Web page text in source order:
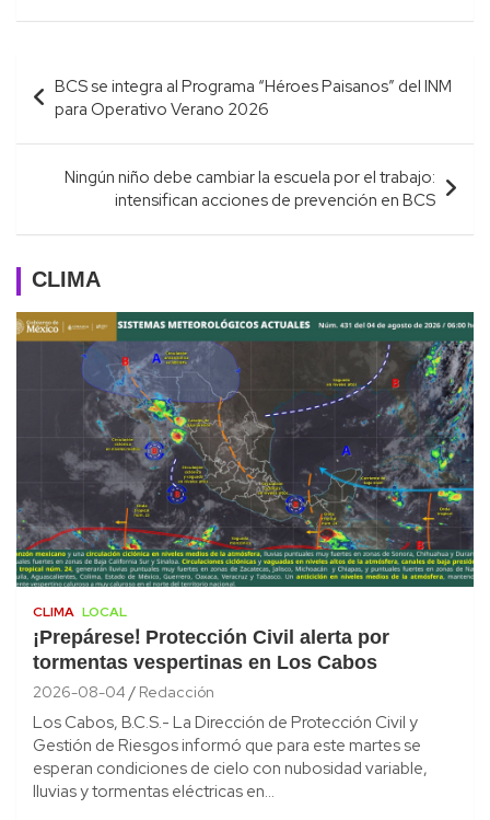
Navegación
de
entradas
BCS se integra al Programa “Héroes Paisanos” del INM
para Operativo Verano 2026
Ningún niño debe cambiar la escuela por el trabajo:
intensifican acciones de prevención en BCS
CLIMA
CLIMA LOCAL
¡Prepárese! Protección Civil alerta por
tormentas vespertinas en Los Cabos
2026-08-04 Redacción
Los Cabos, B.C.S.- La Dirección de Protección Civil y
Gestión de Riesgos informó que para este martes se
esperan condiciones de cielo con nubosidad variable,
lluvias y tormentas eléctricas en…